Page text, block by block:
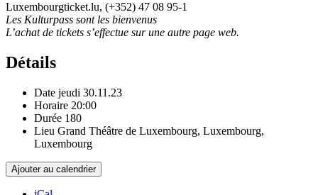
Luxembourgticket.lu, (+352) 47 08 95-1
Les Kulturpass sont les bienvenus
L’achat de tickets s’effectue sur une autre page web.
Détails
Date jeudi 30.11.23
Horaire 20:00
Durée 180
Lieu Grand Théâtre de Luxembourg, Luxembourg,
Luxembourg
Ajouter au calendrier